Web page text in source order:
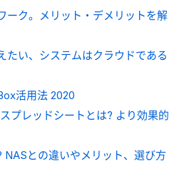
ーク。メリット・デメリットを解
たい、システムはクラウドである
活用法 2020
プレッドシートとは? より効果的
NASとの違いやメリット、選び方